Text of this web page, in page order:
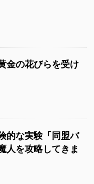
金の花びらを受け
的な実験「同盟バ
人を攻略してきま